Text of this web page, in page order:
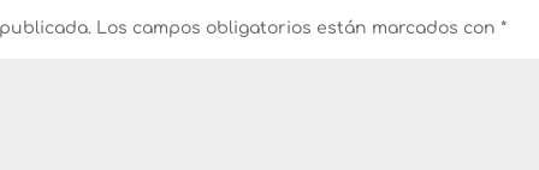
Los campos obligatorios están marcados con*